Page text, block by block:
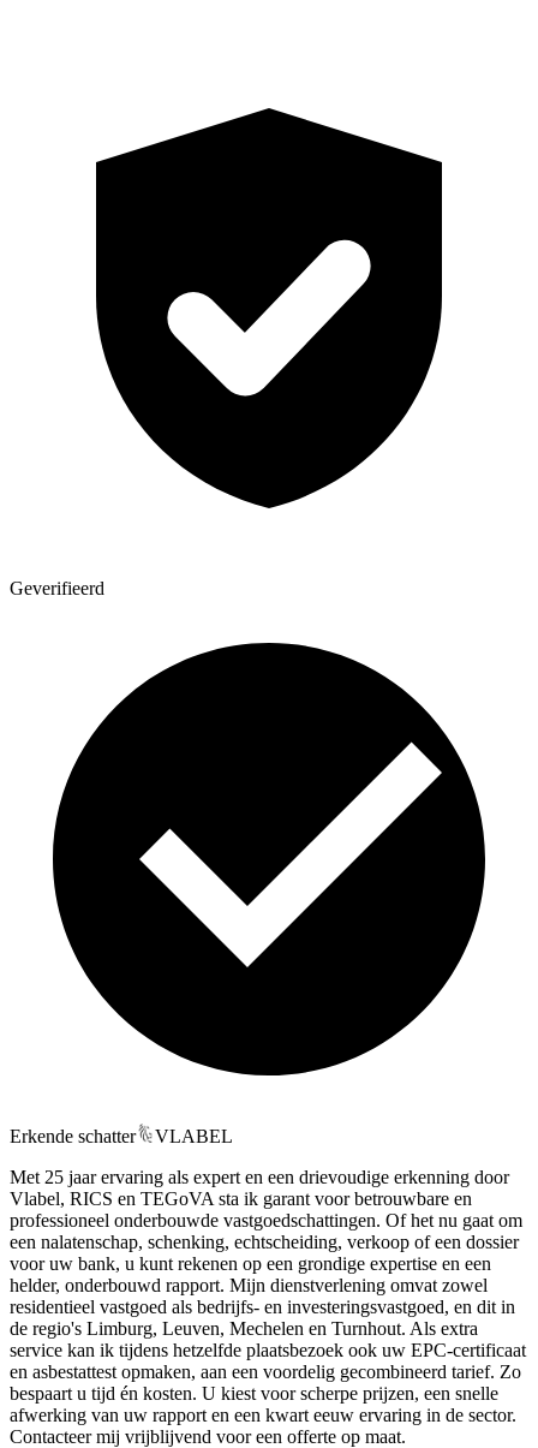
Geverifieerd
Erkende schatter
VLABEL
Met 25 jaar ervaring als expert en een drievoudige erkenning door
Vlabel, RICS en TEGoVA sta ik garant voor betrouwbare en
professioneel onderbouwde vastgoedschattingen. Of het nu gaat om
een nalatenschap, schenking, echtscheiding, verkoop of een dossier
voor uw bank, u kunt rekenen op een grondige expertise en een
helder, onderbouwd rapport. Mijn dienstverlening omvat zowel
residentieel vastgoed als bedrijfs- en investeringsvastgoed, en dit in
de regio's Limburg, Leuven, Mechelen en Turnhout. Als extra
service kan ik tijdens hetzelfde plaatsbezoek ook uw EPC-certificaat
en asbestattest opmaken, aan een voordelig gecombineerd tarief. Zo
bespaart u tijd én kosten. U kiest voor scherpe prijzen, een snelle
afwerking van uw rapport en een kwart eeuw ervaring in de sector.
Contacteer mij vrijblijvend voor een offerte op maat.